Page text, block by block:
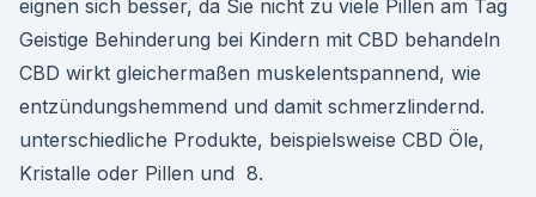
eignen sich besser, da Sie nicht zu viele Pillen am Tag
Geistige Behinderung bei Kindern mit CBD behandeln
CBD wirkt gleichermaßen muskelentspannend, wie
entzündungshemmend und damit schmerzlindernd.
unterschiedliche Produkte, beispielsweise CBD Öle,
Kristalle oder Pillen und 8.